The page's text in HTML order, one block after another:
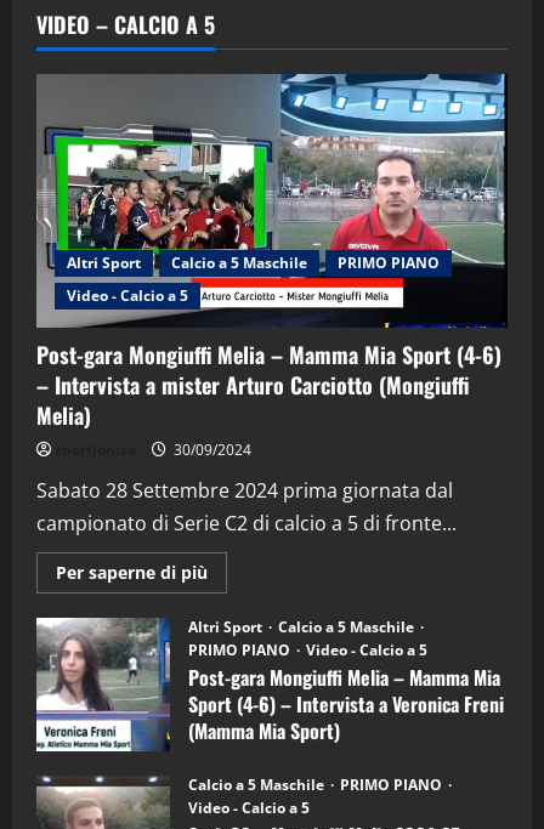
VIDEO – CALCIO A 5
Altri Sport Calcio a 5 Maschile
PRIMO PIANO
Video - Calcio a 5
Post-gara Mongiuffi Melia – Mamma Mia Sport (4-6)
– Intervista a mister Arturo Carciotto (Mongiuffi
Melia)
30/09/2024
Sabato 28 Settembre 2024 prima giornata dal
campionato di Serie C2 di calcio a 5 di fronte...
Per saperne di più
informazioni
Post-
gara
Mongiuffi
Melia
–
Mamma
Mia
Sport
6)
–
Intervista
Altri Sport
Calcio a 5 Maschile
PRIMO PIANO
Video - Calcio a 5
Post-gara Mongiuffi Melia – Mamma Mia
Sport (4-6) – Intervista a Veronica Freni
(Mamma Mia Sport)
Calcio a 5 Maschile
PRIMO PIANO
Video - Calcio a 5
2
“SportEmpire” in Podcast: 29^ Puntata
(Martedi 28 Aprile 2026)
28/04/2026
3
"SportEmpire" in Podcast
“SportEmpire” in Podcast: 28^ Puntata
(Martedi 21 Aprile 2026)
21/04/2026
“SportEmpire” in Podcast: 27^ Puntata
(Martedi 14 Aprile 2026)